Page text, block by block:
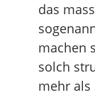
das
machen
solch
mehr als